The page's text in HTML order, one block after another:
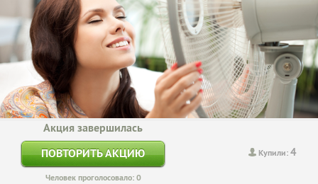
Купили:4
Акция завершилась
ПОВТОРИТЬ АКЦИЮ
Человек проголосовало: 0